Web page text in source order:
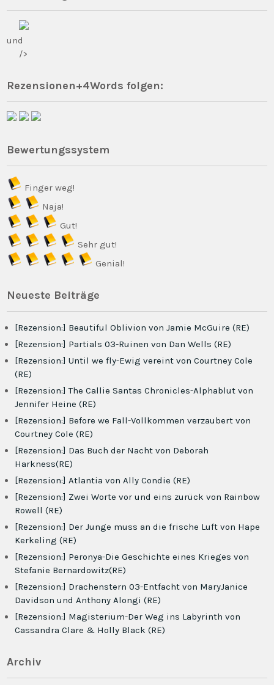
und
/>
Rezensionen+4Words folgen:
Bewertungssystem
Finger weg!
Naja!
Gut!
Sehr gut!
Genial!
Neueste Beiträge
[Rezension:] Beautiful Oblivion von Jamie McGuire (RE)
[Rezension:] Partials 03-Ruinen von Dan Wells (RE)
[Rezension:] Until we fly-Ewig vereint von Courtney Cole
(RE)
[Rezension:] The Callie Santas Chronicles-Alphablut von
Jennifer Heine (RE)
[Rezension:] Before we Fall-Vollkommen verzaubert von
Courtney Cole (RE)
[Rezension:] Das Buch der Nacht von Deborah
Harkness(RE)
[Rezension:] Atlantia von Ally Condie (RE)
[Rezension:] Zwei Worte vor und eins zurück von Rainbow
Rowell (RE)
[Rezension:] Der Junge muss an die frische Luft von Hape
Kerkeling (RE)
[Rezension:] Peronya-Die Geschichte eines Krieges von
Stefanie Bernardowitz(RE)
[Rezension:] Drachenstern 03-Entfacht von MaryJanice
Davidson und Anthony Alongi (RE)
[Rezension:] Magisterium-Der Weg ins Labyrinth von
Cassandra Clare & Holly Black (RE)
Archiv